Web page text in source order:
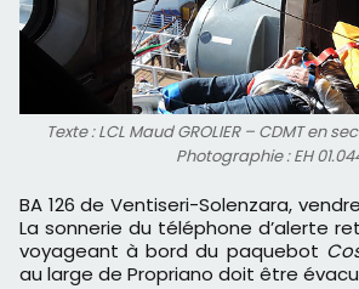
Texte : LCL Maud GROLIER – CDMT en
Photographie : EH
BA 126 de Ventiseri-Solenzara, vendredi 27 février, 9h35.
La sonnerie du téléphone d’alerte
voyageant à bord du paquebot
au large de Propriano doit être